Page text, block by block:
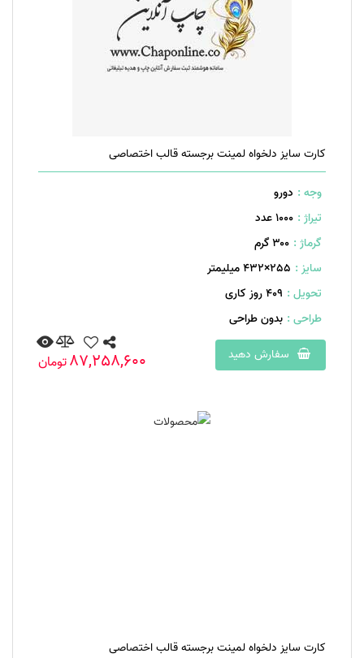
کارت سایز دلخواه لمینت برجسته قالب اختصاصی
وجه : دورو
تیراژ : 1000 عدد
گرماژ : ۳۰۰ گرم
سایز : 255×432 میلیمتر
تحویل : 409 روز کاری
طراحی : بدون طراحی
سفارش دهید
87,258,600تومان
کارت سایز دلخواه لمینت برجسته قالب اختصاصی